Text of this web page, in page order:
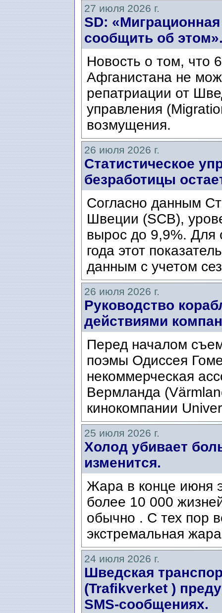
27 июля 2026 г.
SD:
сообщить об
Новость о том, что
Афганистана не
репатриации от
управления
возмущения.
26 июля 2026 г.
Статистическое
безработицы
Согласно данным
Швеции (SCB),
вырос до 9,9%. Для
года этот
данным с учетом
26 июля 2026 г.
Руководство
действиями
Перед началом
поэмы Одиссея
некоммерческая
Вермланда
кинокомпании
25 июля 2026 г.
Холод убивает
изменится.
Жара в конце июня
более 10 000
обычно . С тех пор
экстремальная
24 июля 2026 г.
Шведская
(Trafikverket )
SMS-сообщениях.